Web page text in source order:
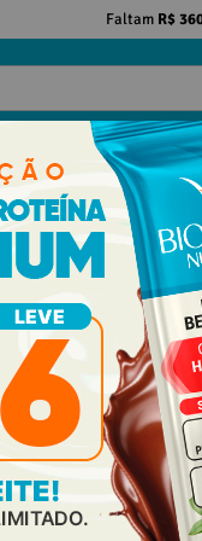
Faltam R$
EMAGRECIMENTO